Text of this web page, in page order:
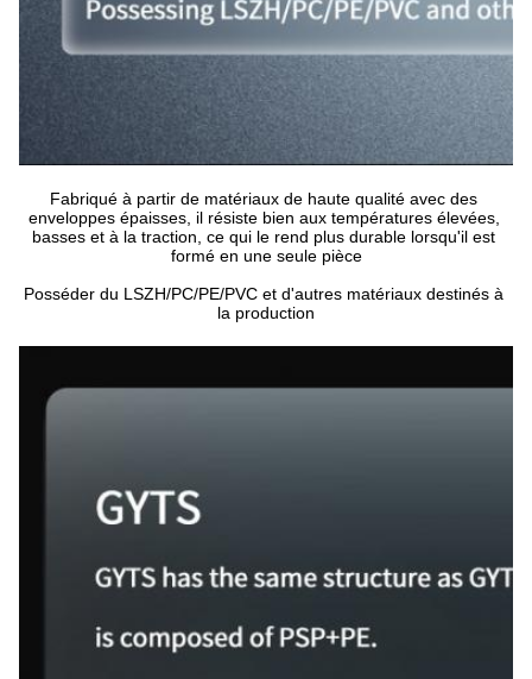
Fabriqué à partir de matériaux de haute qualité avec des
enveloppes épaisses, il résiste bien aux températures élevées,
basses et à la traction, ce qui le rend plus durable lorsqu'il est
formé en une seule pièce
Posséder du LSZH/PC/PE/PVC et d'autres matériaux destinés à
la production